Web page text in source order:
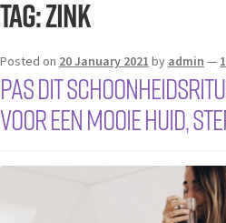
Tag:zink
Posted on 20 January 2021 by admin —
Pas dit
voor een mooie huid,